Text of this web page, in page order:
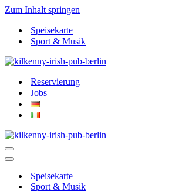
Zum Inhalt springen
Speisekarte
Sport & Musik
Reservierung
Jobs
Navigationsmenü
Navigationsmenü
Speisekarte
Sport & Musik